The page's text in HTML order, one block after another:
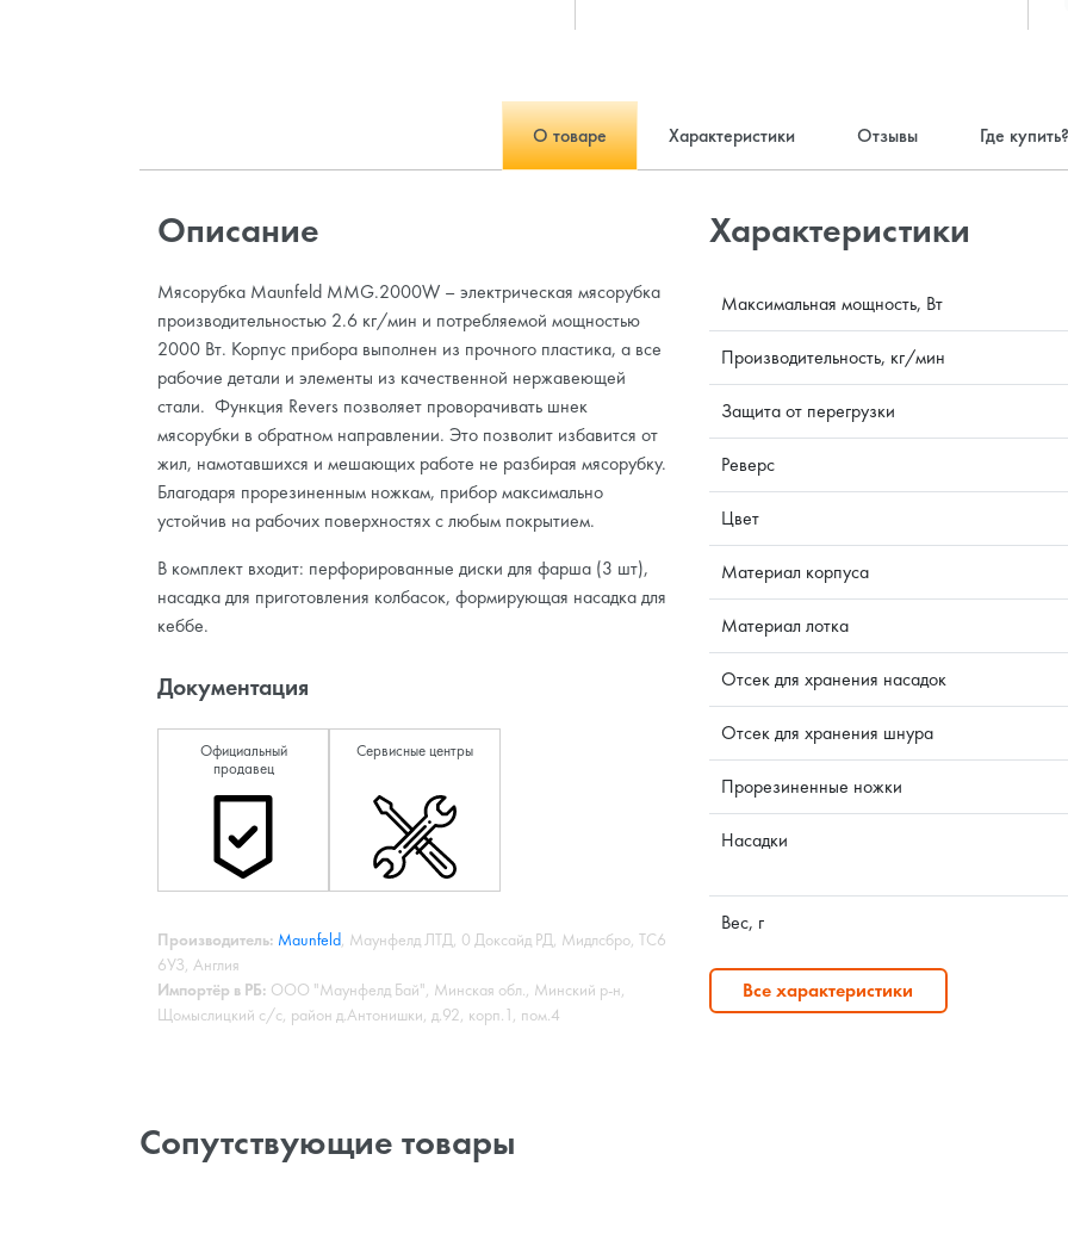
О товаре Характеристики Отзывы Где купить?
Описание
Мясорубка Maunfeld MMG.2000W – электрическая мясорубка
производительностью 2.6 кг/мин и потребляемой мощностью
2000 Вт. Корпус прибора выполнен из прочного пластика, а все
рабочие детали и элементы из качественной нержавеющей
стали. Функция Revers позволяет проворачивать шнек
мясорубки в обратном направлении. Это позволит избавится от
жил, намотавшихся и мешающих работе не разбирая мясорубку.
Благодаря прорезиненным ножкам, прибор максимально
устойчив на рабочих поверхностях с любым покрытием.
В комплект входит: перфорированные диски для фарша (3 шт),
насадка для приготовления колбасок, формирующая насадка для
кеббе.
Документация
Официальный
продавец
Сервисные центры
Производитель: Maunfeld, Маунфелд ЛТД, 0 Доксайд РД, Мидлсбро, ТС6
6УЗ, Англия
Импортёр в РБ: ООО "Маунфелд Бай", Минская обл., Минский р-н,
Щомыслицкий с/с, район д.Антонишки, д.92, корп.1, пом.4
Характеристики
Максимальная мощность, Вт
Производительность, кг/мин
Защита от перегрузки
Реверс
Цвет
Материал корпуса
Материал лотка
Отсек для хранения насадок
Отсек для хранения шнура
Прорезиненные ножки
Насадки
Вес, г
Все характеристики
Сопутствующие товары